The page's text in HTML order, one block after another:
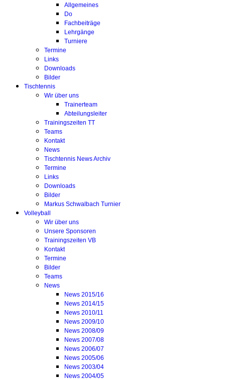
Allgemeines
Do
Fachbeiträge
Lehrgänge
Turniere
Termine
Links
Downloads
Bilder
Tischtennis
Wir über uns
Trainerteam
Abteilungsleiter
Trainingszeiten TT
Teams
Kontakt
News
Tischtennis News Archiv
Termine
Links
Downloads
Bilder
Markus Schwalbach Turnier
Volleyball
Wir über uns
Unsere Sponsoren
Trainingszeiten VB
Kontakt
Termine
Bilder
Teams
News
News 2015/16
News 2014/15
News 2010/11
News 2009/10
News 2008/09
News 2007/08
News 2006/07
News 2005/06
News 2003/04
News 2004/05